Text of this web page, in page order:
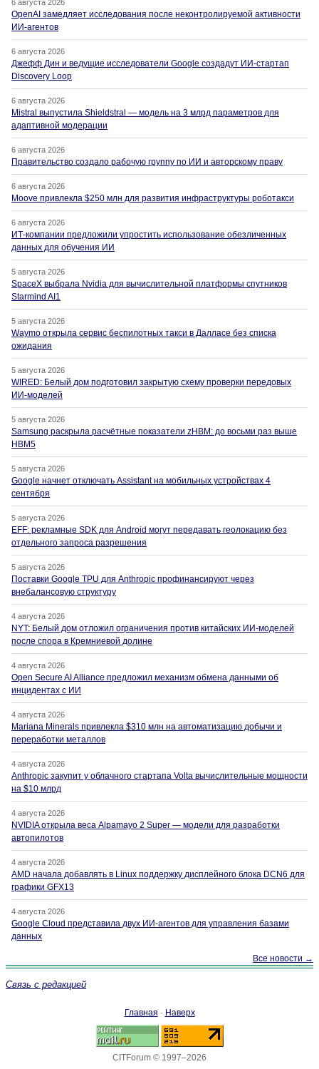
6 августа 2026
OpenAI замедляет исследования после неконтролируемой активности
ИИ-агентов
6 августа 2026
Джефф Дин и ведущие исследователи Google создадут ИИ-стартап
Discovery Loop
6 августа 2026
Mistral выпустила Shieldstral — модель на 3 млрд параметров для
адаптивной модерации
6 августа 2026
Правительство создало рабочую группу по ИИ и авторскому праву
6 августа 2026
Moove привлекла $250 млн для развития инфраструктуры роботакси
6 августа 2026
ИТ-компании предложили упростить использование обезличенных
данных для обучения ИИ
5 августа 2026
SpaceX выбрала Nvidia для вычислительной платформы спутников
Starmind AI1
5 августа 2026
Waymo открыла сервис беспилотных такси в Далласе без списка
ожидания
5 августа 2026
WIRED: Белый дом подготовил закрытую схему проверки передовых
ИИ-моделей
5 августа 2026
Samsung раскрыла расчётные показатели zHBM: до восьми раз выше
HBM5
5 августа 2026
Google начнет отключать Assistant на мобильных устройствах 4
сентября
5 августа 2026
EFF: рекламные SDK для Android могут передавать геолокацию без
отдельного запроса разрешения
5 августа 2026
Поставки Google TPU для Anthropic профинансируют через
внебалансовую структуру
4 августа 2026
NYT: Белый дом отложил ограничения против китайских ИИ-моделей
после спора в Кремниевой долине
4 августа 2026
Open Secure AI Alliance предложил механизм обмена данными об
инцидентах с ИИ
4 августа 2026
Mariana Minerals привлекла $310 млн на автоматизацию добычи и
переработки металлов
4 августа 2026
Anthropic закупит у облачного стартапа Volta вычислительные мощности
на $10 млрд
4 августа 2026
NVIDIA открыла веса Alpamayo 2 Super — модели для разработки
автопилотов
4 августа 2026
AMD начала добавлять в Linux поддержку дисплейного блока DCN6 для
графики GFX13
4 августа 2026
Google Cloud представила двух ИИ-агентов для управления базами
данных
Все новости →
Связь с редакцией
Главная · Наверх
CITForum © 1997–2026